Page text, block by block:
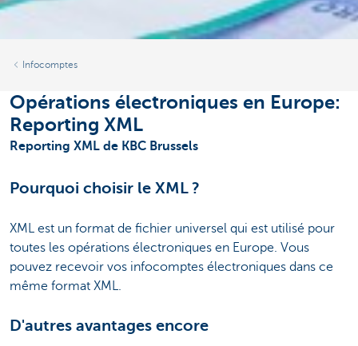
Infocomptes
Opérations électroniques en Europe:
Reporting XML
Reporting XML de KBC Brussels
Pourquoi choisir le XML ?
XML est un format de fichier universel qui est utilisé pour
toutes les opérations électroniques en Europe. Vous
pouvez recevoir vos infocomptes électroniques dans ce
même format XML.
D'autres avantages encore